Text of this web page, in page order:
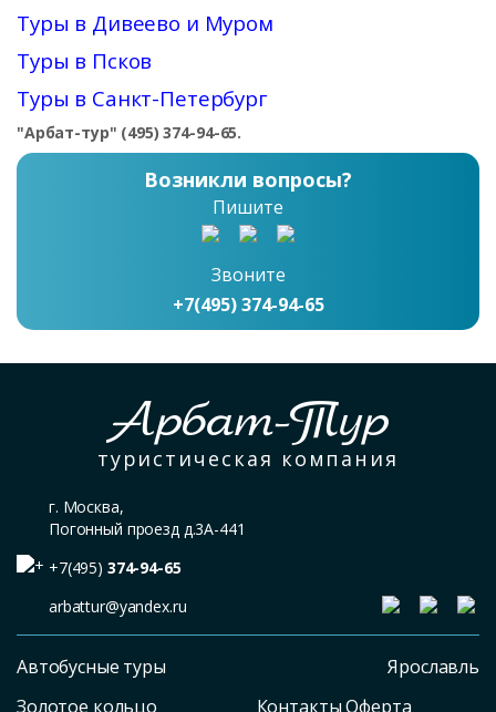
Туры в Дивеево и Муром
Туры в Псков
Туры в Санкт-Петербург
"Арбат-тур" (495) 374-94-65.
Возникли вопросы?
Пишите
Звоните
+7(495) 374-94-65
Арбат-Тур
туристическая компания
г. Москва,
Погонный проезд д.3А-441
+7(495) 374-94-65
arbattur@yandex.ru
Автобусные туры
Золотое кольцо
Ярославль
Контакты Оферта